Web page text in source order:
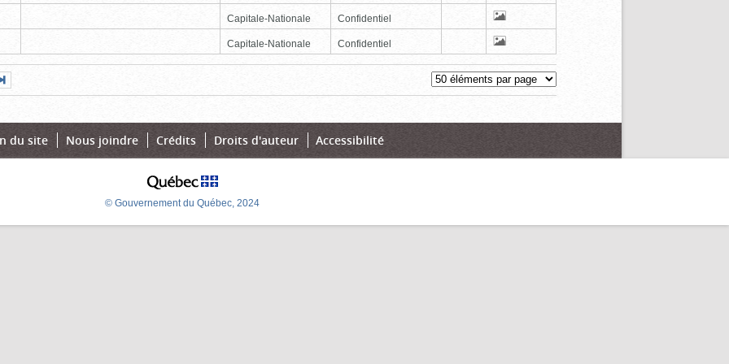
Capitale-Nationale Confidentiel
Capitale-Nationale Confidentiel
du site Nous joindre Crédits Droits d'auteur Accessibilité
© Gouvernement du Québec, 2024